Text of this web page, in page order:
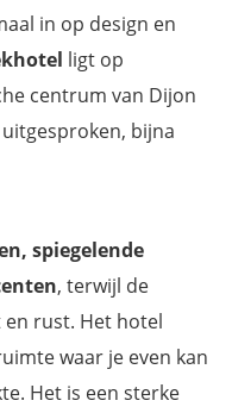
in op design en
ligt op
centrum van Dijon
bijna
spiegelende
, terwijl de
rust. Het hotel
waar je even kan
Het is een sterke